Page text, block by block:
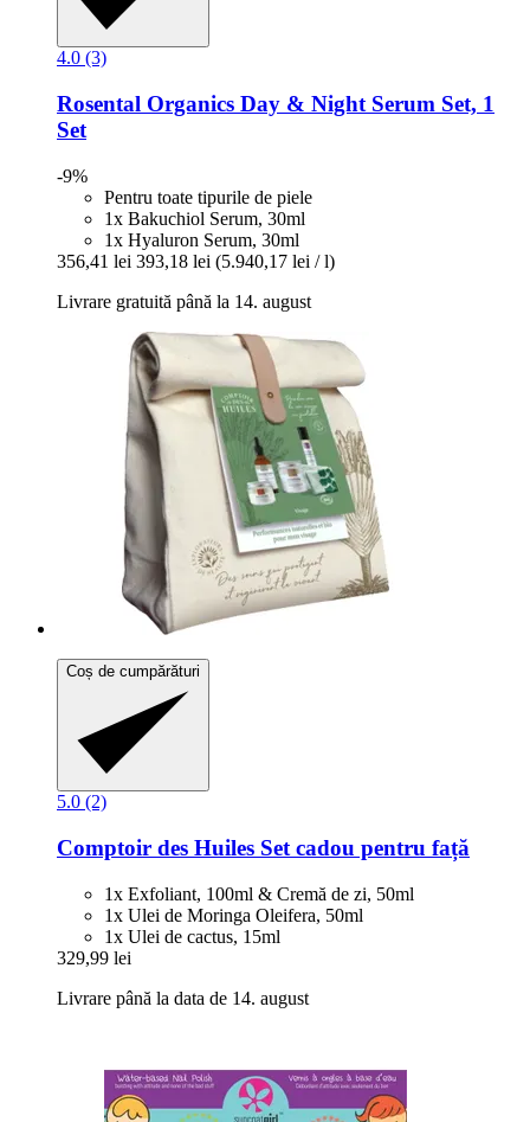
4.0 (3)
Rosental Organics Day & Night Serum Set, 1
Set
-9%
Pentru toate tipurile de piele
1x Bakuchiol Serum, 30ml
1x Hyaluron Serum, 30ml
356,41 lei 393,18 lei (5.940,17 lei / l)
Livrare gratuită până la 14. august
Coș de cumpărături
5.0 (2)
Comptoir des Huiles Set cadou pentru față
1x Exfoliant, 100ml & Cremă de zi, 50ml
1x Ulei de Moringa Oleifera, 50ml
1x Ulei de cactus, 15ml
329,99 lei
Livrare până la data de 14. august